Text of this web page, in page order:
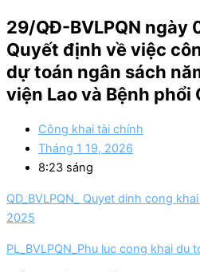
29/QĐ-BVLPQN ngày
Quyết định về việc
dự toán ngân sách
viện Lao và Bệnh phổi
Công khai tài chính
Tháng 1 19, 2026
8:23 sáng
QD_BVLPQN_ Quyet dinh cong
2025
PL_BVLPQN_Phu luc cong khai